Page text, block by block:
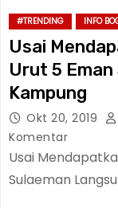
#TRENDING INFO
Usai
Urut 5 Eman
Kampung
Okt 20, 2019
Komentar
Usai
Sulaeman